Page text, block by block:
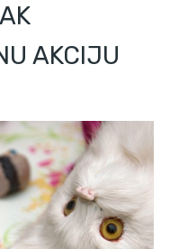
AKCIJU